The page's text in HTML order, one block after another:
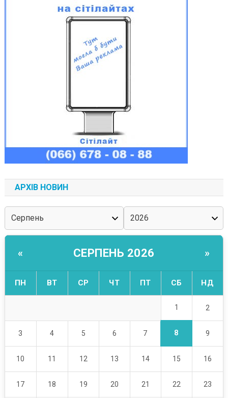
АРХІВ НОВИН
« СЕРПЕНЬ 2026 »
ПН ВТ СР ЧТ ПТ СБ НД
1 2
3 4 5 6 7 8 9
10 11 12 13 14 15 16
17 18 19 20 21 22 23